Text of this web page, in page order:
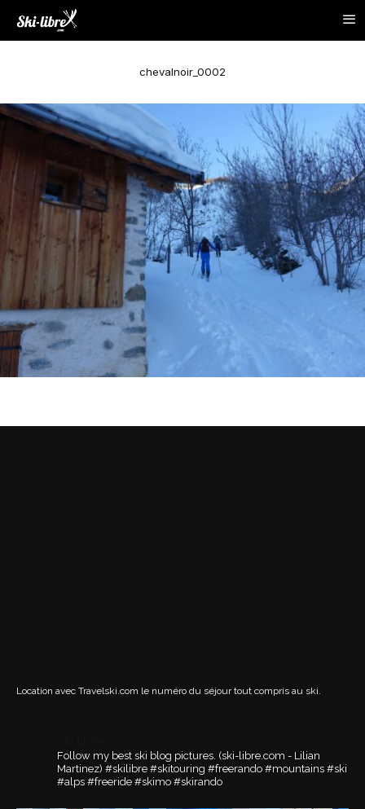
chevalnoir_0002
Location avec Travelski.com le numéro du séjour tout compris au ski.
Follow my best ski blog pictures. (ski-libre.com - Lilian
Martinez) #skilibre #skitouring #freerando #mountains #ski
#alps #freeride #skimo #skirando